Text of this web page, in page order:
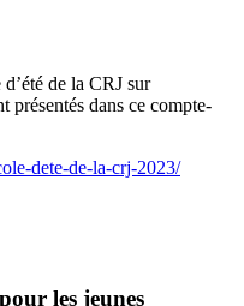
de la CRJ sur
présentés dans ce compte-
dete-de-la-crj-2023/
les jeunes